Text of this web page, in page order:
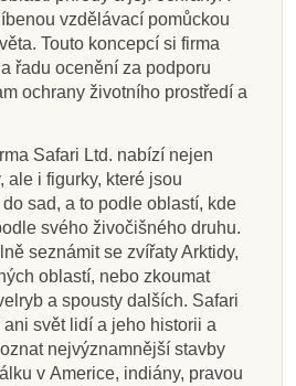
vzdělávací pomůckou
Touto koncepcí si firma
řadu ocenění za podporu
ochrany životního prostředí a
Safari Ltd. nabízí nejen
ale i figurky, které jsou
sad, a to podle oblastí, kde
svého živočišného druhu.
seznámit se zvířaty Arktidy,
oblastí, nebo zkoumat
a spousty dalších. Safari
svět lidí a jeho historii a
nejvýznamnější stavby
v Americe, indiány, pravou